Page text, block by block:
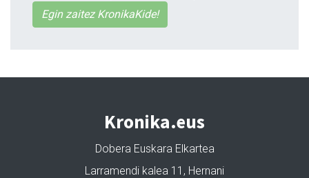
Egin zaitez KronikaKide!
Kronika.eus
Dobera Euskara Elkartea
Larramendi kalea 11, Hernani